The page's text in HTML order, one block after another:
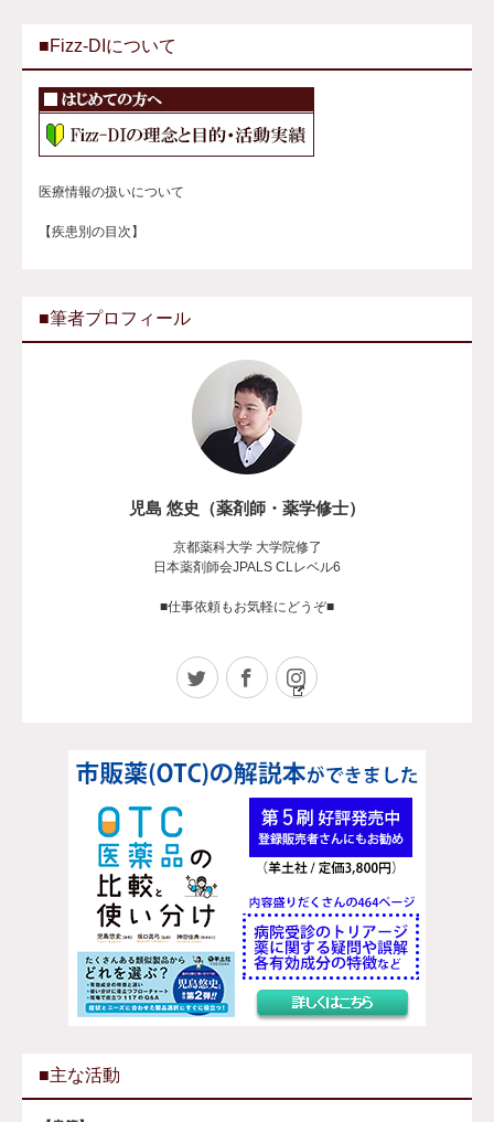
■Fizz-DIについて
医療情報の扱いについて
【疾患別の目次】
■筆者プロフィール
児島 悠史（薬剤師・薬学修士）
京都薬科大学 大学院修了
日本薬剤師会JPALS CLレベル6
■仕事依頼もお気軽にどうぞ■
Twitter Facebook
■主な活動